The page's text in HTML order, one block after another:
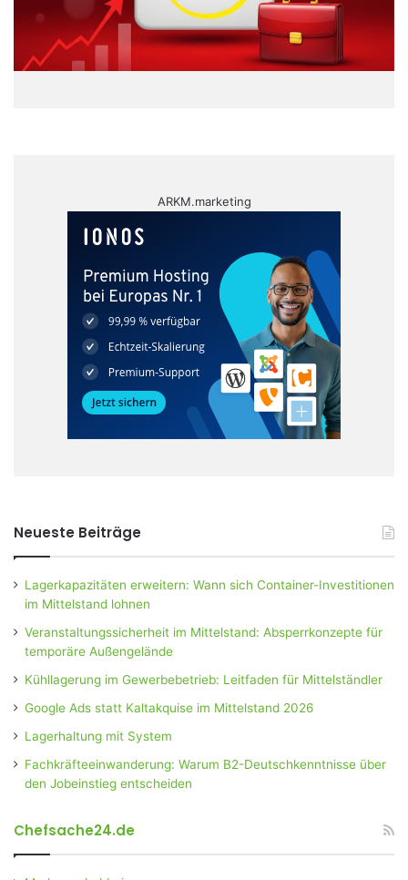
ARKM.marketing
Neueste Beiträge
Lagerkapazitäten erweitern: Wann sich Container-Investitionen
im Mittelstand lohnen
Veranstaltungssicherheit im Mittelstand: Absperrkonzepte für
temporäre Außengelände
Kühllagerung im Gewerbebetrieb: Leitfaden für Mittelständler
Google Ads statt Kaltakquise im Mittelstand 2026
Lagerhaltung mit System
Fachkräfteeinwanderung: Warum B2-Deutschkenntnisse über
den Jobeinstieg entscheiden
Chefsache24.de